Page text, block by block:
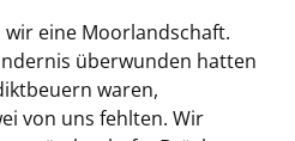
eine Moorlandschaft.
überwunden hatten
waren,
von uns fehlten. Wir